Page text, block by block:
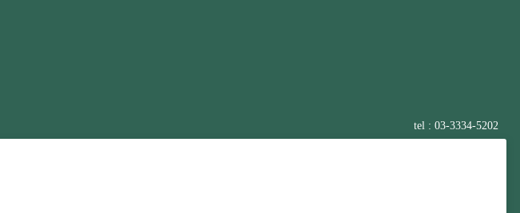
tel : 03-3334-5202